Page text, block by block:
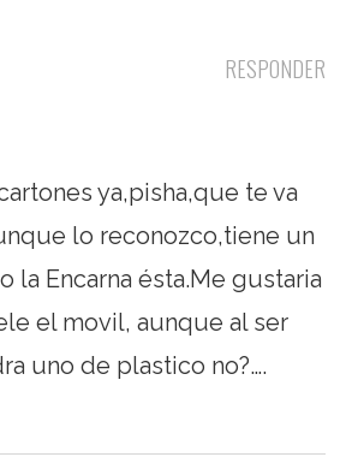
RESPONDER
ya,pisha,que te va
lo reconozco,tiene un
la Encarna ésta.Me gustaria
el movil, aunque al ser
uno de plastico no?….